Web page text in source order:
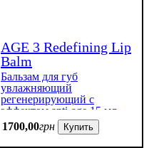
AGE 3 Redefining Lip
Balm
Бальзам для губ
увлажняющий
регенерирующий с
эффектом anti-age 15 мл.
1700,00грн Купить